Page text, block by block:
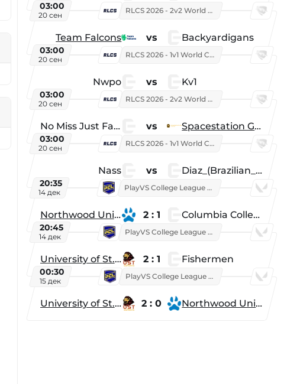
03:00
20 сен
RLCS 2026 - 2v2 World Championship
Team Falcons vs Backyardigans
03:00
20 сен
RLCS 2026 - 1v1 World Championship
Nwpo vs Kv1
03:00
20 сен
RLCS 2026 - 2v2 World Championship
No Miss Just Fake vs Spacestation Gaming
03:00
20 сен
RLCS 2026 - 1v1 World Championship
Nass vs Diaz_(Brazilian_Player)
20:35
14 дек
PlayVS College League 2025: Fall
Northwood University 2 : 1 Columbia College
20:45
14 дек
PlayVS College League 2025: Fall
University of St. Thomas 2 : 1 Fishermen
00:30
15 дек
PlayVS College League 2025: Fall
University of St. Thomas 2 : 0 Northwood University